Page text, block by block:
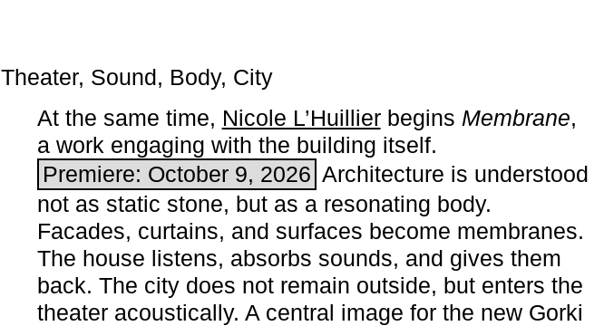
Theater, Sound, Body, City
At the same time, Nicole L’Huillierbegins ­ Membrane,
a work engaging with the building itself.
Premiere: October 9, 2026 Architecture is understood
not as static stone, but as a resonating body.
Facades, curtains, and surfaces become membranes.
The house listens, absorbs sounds, and gives them
back. The city does not remain outside, but enters the
theater acoustically. A central image for the new Gorki